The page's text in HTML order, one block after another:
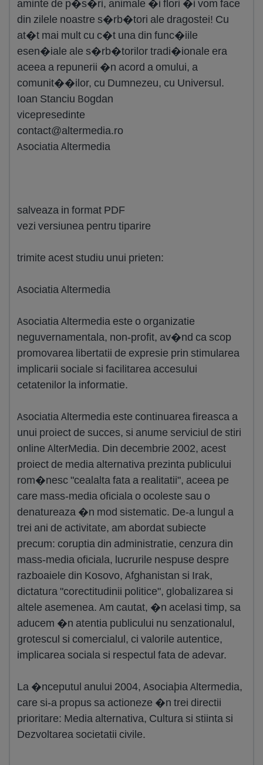
aminte de p�s�ri, animale �i flori �i vom face
din zilele noastre s�rb�tori ale dragostei! Cu
at�t mai mult cu c�t una din func�iile
esen�iale ale s�rb�torilor tradi�ionale era
aceea a repunerii �n acord a omului, a
comunit��ilor, cu Dumnezeu, cu Universul.
Ioan Stanciu Bogdan
vicepresedinte
contact@altermedia.ro
Asociatia Altermedia
salveaza in format PDF
vezi versiunea pentru tiparire
trimite acest studiu unui prieten:
Asociatia Altermedia
Asociatia Altermedia este o organizatie
neguvernamentala, non-profit, av�nd ca scop
promovarea libertatii de expresie prin stimularea
implicarii sociale si facilitarea accesului
cetatenilor la informatie.
Asociatia Altermedia este continuarea fireasca a
unui proiect de succes, si anume serviciul de stiri
online AlterMedia. Din decembrie 2002, acest
proiect de media alternativa prezinta publicului
rom�nesc "cealalta fata a realitatii", aceea pe
care mass-media oficiala o ocoleste sau o
denatureaza �n mod sistematic. De-a lungul a
trei ani de activitate, am abordat subiecte
precum: coruptia din administratie, cenzura din
mass-media oficiala, lucrurile nespuse despre
razboaiele din Kosovo, Afghanistan si Irak,
dictatura "corectitudinii politice", globalizarea si
altele asemenea. Am cautat, �n acelasi timp, sa
aducem �n atentia publicului nu senzationalul,
grotescul si comercialul, ci valorile autentice,
implicarea sociala si respectul fata de adevar.
La �nceputul anului 2004, Asociaþia Altermedia,
care si-a propus sa actioneze �n trei directii
prioritare: Media alternativa, Cultura si stiinta si
Dezvoltarea societatii civile.